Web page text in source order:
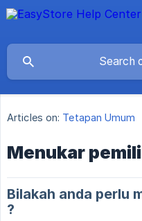
Articles on: Tetapan Umum
Menukar
Bilakah anda perlu
?